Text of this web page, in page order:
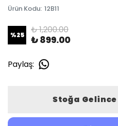
Ürün Kodu: 12B11
%25 ₺ 1,200.00
₺ 899.00
Paylaş:
Stoğa